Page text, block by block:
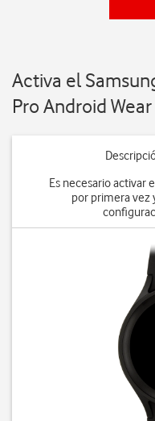
Activa el
Pro Android Wear
Es necesario activar
por primera vez